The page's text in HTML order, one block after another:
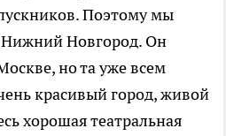
Поэтому мы
Новгород. Он
но та уже всем
красивый город, живой
хорошая театральная